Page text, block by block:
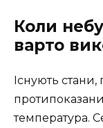
Коли
варто
Існують
температура.